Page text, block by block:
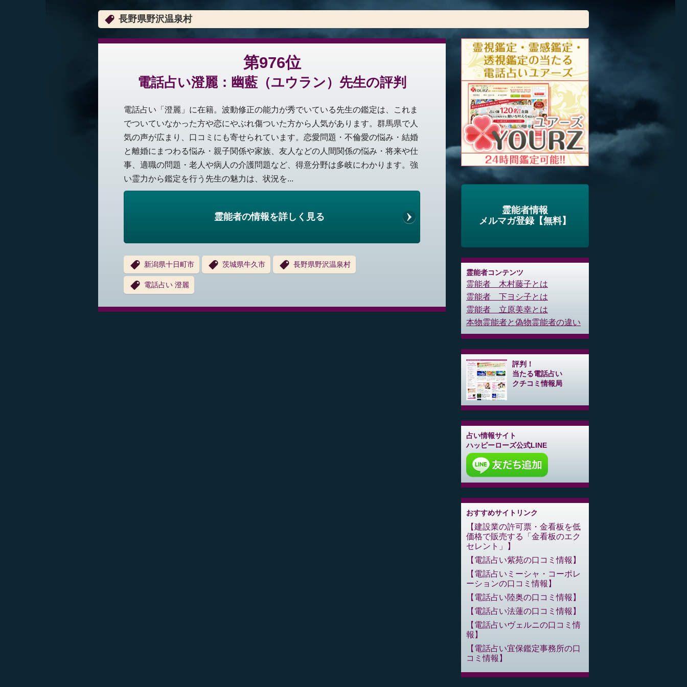
長野県野沢温泉村
第976位
電話占い澄麗：幽藍（ユウラン）先生の評判
電話占い「澄麗」に在籍。波動修正の能力が秀でいている先生の鑑定は、これま
でついていなかった方や恋にやぶれ傷ついた方から人気があります。群馬県で人
気の声が広まり、口コミにも寄せられています。恋愛問題・不倫愛の悩み・結婚
と離婚にまつわる悩み・親子関係や家族、友人などの人間関係の悩み・将来や仕
事、適職の問題・老人や病人の介護問題など、得意分野は多岐にわかります。強
い霊力から鑑定を行う先生の魅力は、状況を...
霊能者の情報を詳しく見る
新潟県十日町市 茨城県牛久市 長野県野沢温泉村
電話占い 澄麗
霊能者情報
メルマガ登録【無料】
霊能者コンテンツ
霊能者 木村藤子とは
霊能者 下ヨシ子とは
霊能者 立原美幸とは
本物霊能者と偽物霊能者の違い
評判！
当たる電話占い
クチコミ情報局
占い情報サイト
ハッピーローズ公式LINE
おすすめサイトリンク
建設業の許可票・金看板を低
価格で販売する「金看板のエク
セレント」
電話占い紫苑の口コミ情報
電話占いミーシャ・コーポレ
ーションの口コミ情報
電話占い陸奥の口コミ情報
電話占い法蓮の口コミ情報
電話占いヴェルニの口コミ情
報
電話占い宜保鑑定事務所の口
コミ情報